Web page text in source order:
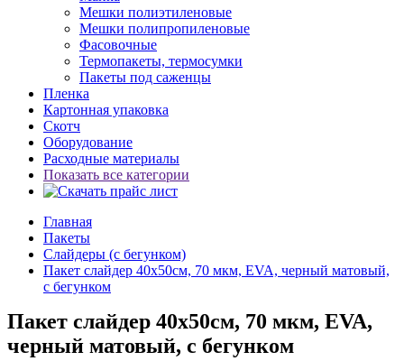
Мешки полиэтиленовые
Мешки полипропиленовые
Фасовочные
Термопакеты, термосумки
Пакеты под саженцы
Пленка
Картонная упаковка
Скотч
Оборудование
Расходные материалы
Показать все категории
Главная
Пакеты
Слайдеры (с бегунком)
Пакет слайдер 40х50см, 70 мкм, EVA, черный матовый,
с бегунком
Пакет слайдер 40х50см, 70 мкм, EVA,
черный матовый, с бегунком